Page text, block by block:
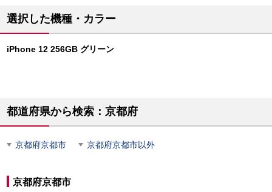
選択した機種・カラー
iPhone 12 256GB グリーン
都道府県から検索：京都府
京都府京都市 京都府京都市以外
京都府京都市